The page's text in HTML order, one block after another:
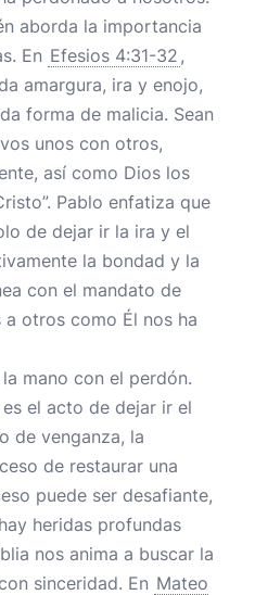
aborda la importancia
En Efesios 4:31-32 ,
amargura, ira y enojo,
forma de malicia. Sean
unos con otros,
así como Dios los
Pablo enfatiza que
de dejar ir la ira y el
la bondad y la
con el mandato de
a otros como Él nos ha
mano con el perdón.
el acto de dejar ir el
de venganza, la
de restaurar una
puede ser desafiante,
heridas profundas
nos anima a buscar la
sinceridad. En Mateo